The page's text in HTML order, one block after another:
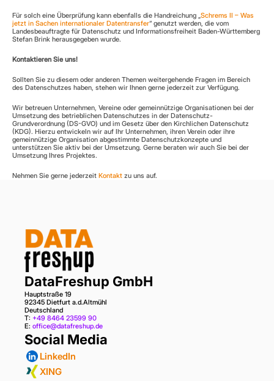
Für solch eine Überprüfung kann ebenfalls die Handreichung „Schrems II – Was
jetzt in Sachen internationaler Datentransfer“ genutzt werden, die vom
Landesbeauftragte für Datenschutz und Informationsfreiheit Baden-Württemberg
Stefan Brink herausgegeben wurde.
Kontaktieren Sie uns!
Sollten Sie zu diesem oder anderen Themen weitergehende Fragen im Bereich
des Datenschutzes haben, stehen wir Ihnen gerne jederzeit zur Verfügung.
Wir betreuen Unternehmen, Vereine oder gemeinnützige Organisationen bei der
Umsetzung des betrieblichen Datenschutzes in der Datenschutz-
Grundverordnung (DS-GVO) und im Gesetz über den Kirchlichen Datenschutz
(KDG). Hierzu entwickeln wir auf Ihr Unternehmen, ihren Verein oder ihre
gemeinnützige Organisation abgestimmte Datenschutzkonzepte und
unterstützen Sie aktiv bei der Umsetzung. Gerne beraten wir auch Sie bei der
Umsetzung Ihres Projektes.
Nehmen Sie gerne jederzeit Kontakt zu uns auf.
DataFreshup GmbH
Hauptstraße 19
92345 Dietfurt a.d.Altmühl
Deutschland
T: +49 8464 23599 90
E: office@datafreshup.de
Social Media
LinkedIn
XING